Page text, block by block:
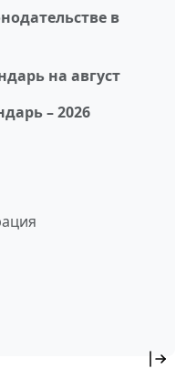
в
на август
– 2026